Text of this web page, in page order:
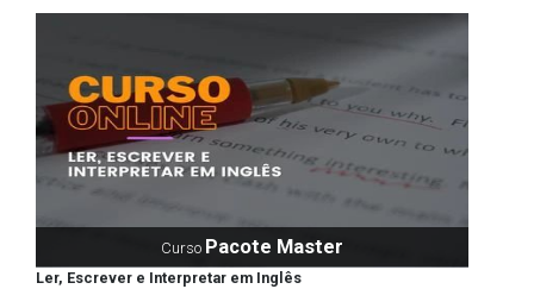
Curso Pacote Master
Ler, Escrever e Interpretar em Inglês